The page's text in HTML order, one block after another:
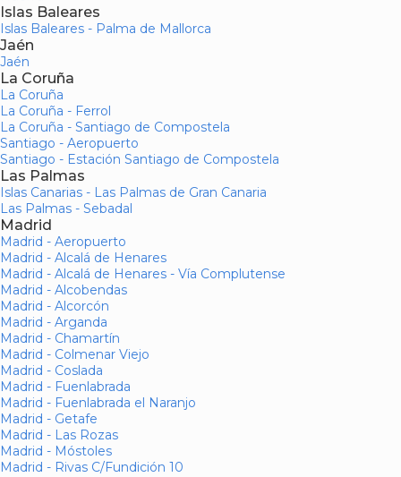
Islas Baleares
Islas Baleares - Palma de Mallorca
Jaén
Jaén
La Coruña
La Coruña
La Coruña - Ferrol
La Coruña - Santiago de Compostela
Santiago - Aeropuerto
Santiago - Estación Santiago de Compostela
Las Palmas
Islas Canarias - Las Palmas de Gran Canaria
Las Palmas - Sebadal
Madrid
Madrid - Aeropuerto
Madrid - Alcalá de Henares
Madrid - Alcalá de Henares - Vía Complutense
Madrid - Alcobendas
Madrid - Alcorcón
Madrid - Arganda
Madrid - Chamartín
Madrid - Colmenar Viejo
Madrid - Coslada
Madrid - Fuenlabrada
Madrid - Fuenlabrada el Naranjo
Madrid - Getafe
Madrid - Las Rozas
Madrid - Móstoles
Madrid - Rivas C/Fundición 10